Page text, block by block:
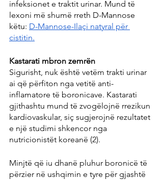
infeksionet e traktit urinar. Mund të
lexoni më shumë rreth D-Mannose
këtu: D-Mannose-Ilaçi natyral për
cistitin.
Kastarati mbron zemrën
Sigurisht, nuk është vetëm trakti urinar
ai që përfiton nga vetitë anti-
inflamatore të boronicave. Kastarati
gjithashtu mund të zvogëlojnë rrezikun
kardiovaskular, siç sugjerojnë rezultatet
e një studimi shkencor nga
nutricionistët koreanë (2).
Minjtë që iu dhanë pluhur boronicë të
përzier në ushqimin e tyre për gjashtë